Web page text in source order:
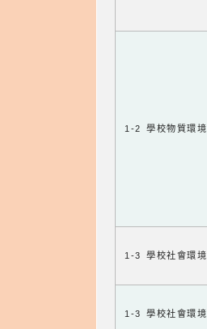
1-2 學校物質環境
1-3 學校社會環境
1-3 學校社會環境